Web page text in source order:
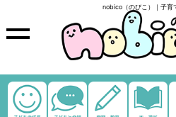
nobico（のびこ）｜子育